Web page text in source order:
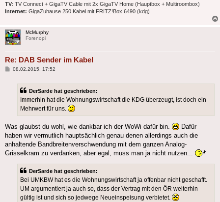
TV: TV Connect + GigaTV Cable mit 2x GigaTV Home (Hauptbox + Multiroombox)
Internet: GigaZuhause 250 Kabel mit FRITZ!Box 6490 (kdg)
McMurphy
Forenopi
Re: DAB Sender im Kabel
Beitrag
08.02.2015, 17:52
DerSarde hat geschrieben:
Immerhin hat die Wohnungswirtschaft die KDG überzeugt, ist doch ein
Mehrwert für uns.
Was glaubst du wohl, wie dankbar ich der WoWi dafür bin.
Dafür
haben wir vermutlich hauptsächlich genau denen allerdings auch die
anhaltende Bandbreitenverschwendung mit dem ganzen Analog-
Grisselkram zu verdanken, aber egal, muss man ja nicht nutzen...
DerSarde hat geschrieben:
Bei UMKBW hat es die Wohnungswirtschaft ja offenbar nicht geschafft.
UM argumentiert ja auch so, dass der Vertrag mit den ÖR weiterhin
gültig ist und sich so jedwege Neueinspeisung verbietet.